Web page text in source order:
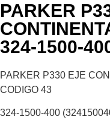
PARKER
324-1500-
PARKER P330 EJE
CODIGO 43
324-1500-400